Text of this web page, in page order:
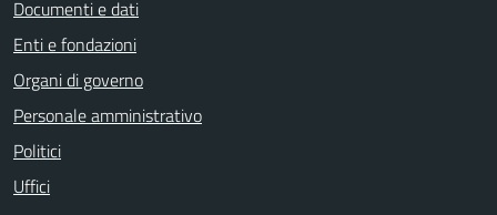
Documenti e dati
Enti e fondazioni
Organi di governo
Personale amministrativo
Politici
Uffici